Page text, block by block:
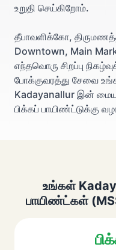
உறுதி செய்கிறோம்.
தீபாவளிக்கோ,
Downtown, Main
எந்தவொரு சிறப்பு
போக்குவரத்து சேவை
Kadayanallur இன்
பிக்கப் பாயிண்ட்டுக்கு
உங்கள்
பாயிண்ட்கள்